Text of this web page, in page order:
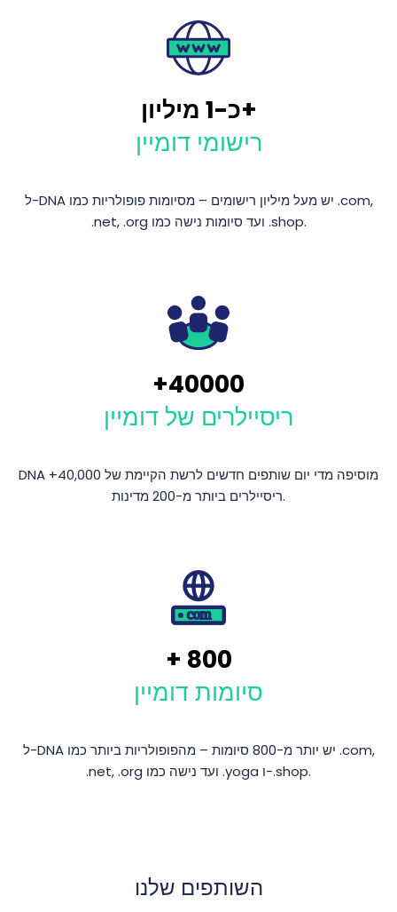
כ-1 מיליון+
רישומי דומיין
ל-DNA יש מעל מיליון רישומים – מסיומות פופולריות כמו ‎.com,
‎.net, ‎.org ועד סיומות נישה כמו ‎.shop.
+40000
ריסיילרים של דומיין
DNA מוסיפה מדי יום שותפים חדשים לרשת הקיימת של 40,000+
ריסיילרים ביותר מ-200 מדינות.
+ 800
סיומות דומיין
ל-DNA יש יותר מ-800 סיומות – מהפופולריות ביותר כמו ‎.com,
‎.net, ‎.org ועד נישה כמו ‎.yoga ו-‎.shop.
השותפים שלנו